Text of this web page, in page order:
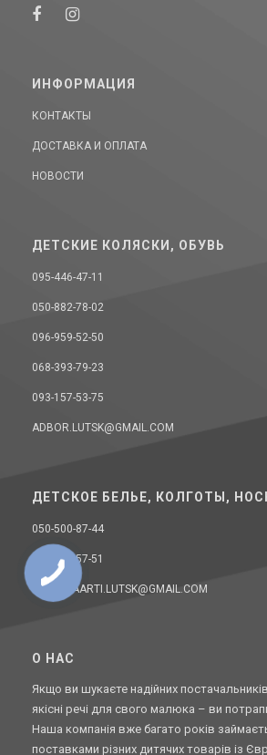
ИНФОРМАЦИЯ
КОНТАКТЫ
ДОСТАВКА И ОПЛАТА
НОВОСТИ
ДЕТСКИЕ КОЛЯСКИ, ОБУВЬ
095-446-47-11
050-882-78-02
096-959-52-50
068-393-79-23
093-157-53-75
ADBOR.LUTSK@GMAIL.COM
ДЕТСКОЕ БЕЛЬЕ, КОЛГОТЫ,
050-500-87-44
067-970-57-51
DONELLAARTI.LUTSK@GMAIL.COM
O НАС
Якщо ви шукаєте надійних
якісні речі для свого малюка – ви
Наша компанія вже багато років
поставками різних дитячих товарів із